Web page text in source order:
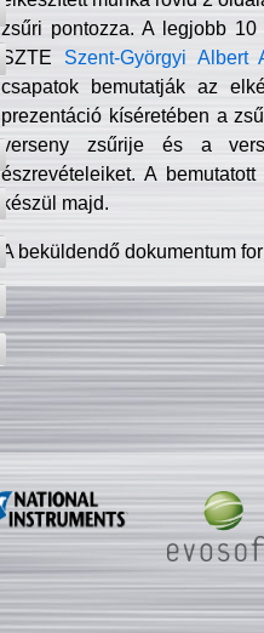
zsűri pontozza. A legjobb
SZTE Szent-Györgyi Albert
csapatok bemutatják az
prezentáció kíséretében a
verseny zsűrije és a
észrevételeiket. A
készül majd.
A beküldendő dokumentum